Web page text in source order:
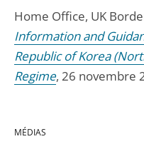
Home Office, UK
Information and
Republic of Korea
Regime, 26 novembre
MÉDIAS